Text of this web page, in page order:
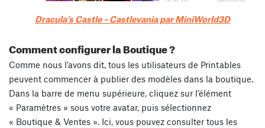
Dracula’s Castle – Castlevania par MiniWorld3D
Comment configurer la Boutique ?
Comme nous l’avons dit, tous les utilisateurs de Printables
peuvent commencer à publier des modèles dans la boutique.
Dans la barre de menu supérieure, cliquez sur l’élément
« Paramètres » sous votre avatar, puis sélectionnez
« Boutique & Ventes ». Ici, vous pouvez consulter tous les